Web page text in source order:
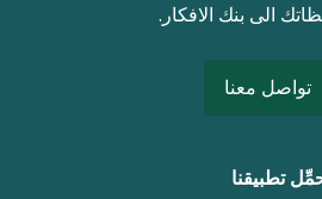
الى بنك الافكار.
تواصل معنا
تطبيقنا